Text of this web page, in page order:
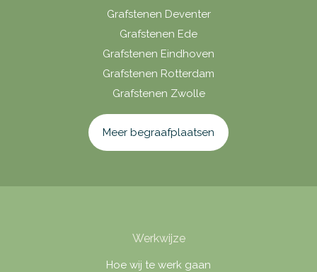
Grafstenen Deventer
Grafstenen Ede
Grafstenen Eindhoven
Grafstenen Rotterdam
Grafstenen Zwolle
Meer begraafplaatsen
Werkwijze
Hoe wij te werk gaan